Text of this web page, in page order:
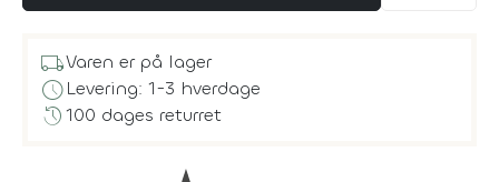
local_shippingVaren er på lager
scheduleLevering: 1-3 hverdage
history100 dages returret